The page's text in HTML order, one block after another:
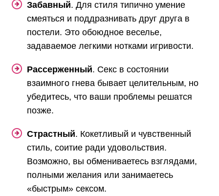
Забавный. Для стиля типично умение
смеяться и поддразнивать друг друга в
постели. Это обоюдное веселье,
задаваемое легкими нотками игривости.
Рассерженный. Секс в состоянии
взаимного гнева бывает целительным, но
убедитесь, что ваши проблемы решатся
позже.
Страстный. Кокетливый и чувственный
стиль, соитие ради удовольствия.
Возможно, вы обмениваетесь взглядами,
полными желания или занимаетесь
«быстрым» сексом.